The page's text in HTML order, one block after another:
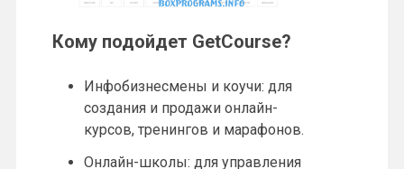
Кому подойдет GetCourse?
Инфобизнесмены и коучи: для
создания и продажи онлайн-
курсов, тренингов и марафонов.
Онлайн-школы: для управления